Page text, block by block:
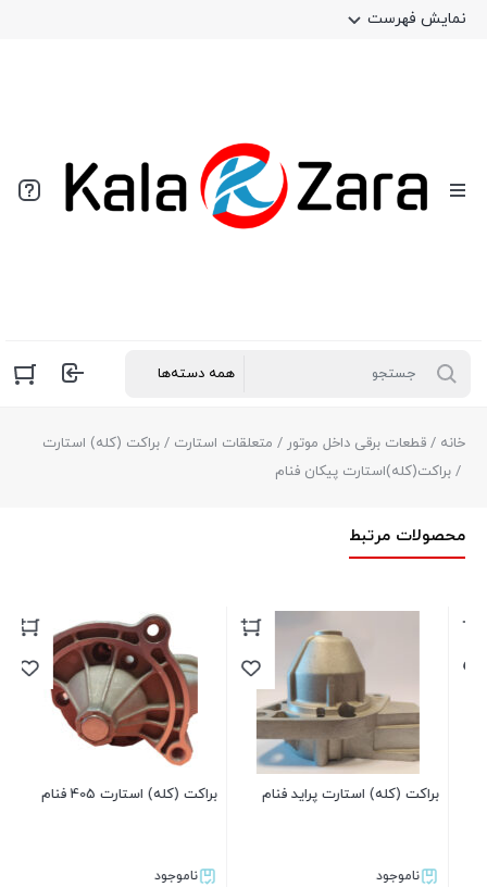
نمایش فهرست
خانه / قطعات برقی داخل موتور / متعلقات استارت / براکت (کله) استارت
/ براکت(کله)استارت پیکان فنام
محصولات مرتبط
براکت (کله) استارت پراید فنام
ناموجود
براکت (کله) استارت 405 فنام
ناموجود